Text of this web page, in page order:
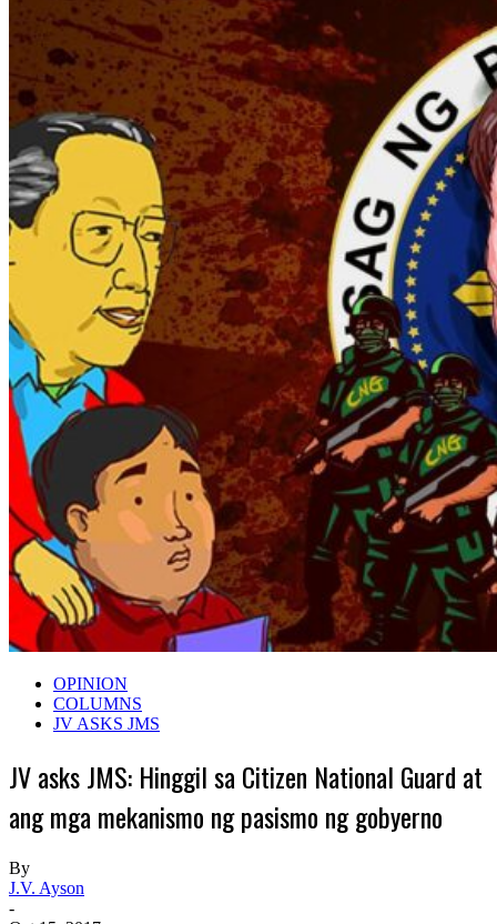
OPINION
COLUMNS
JV ASKS JMS
JV asks JMS: Hinggil sa Citizen National Guard at
ang mga mekanismo ng pasismo ng gobyerno
By
J.V. Ayson
-